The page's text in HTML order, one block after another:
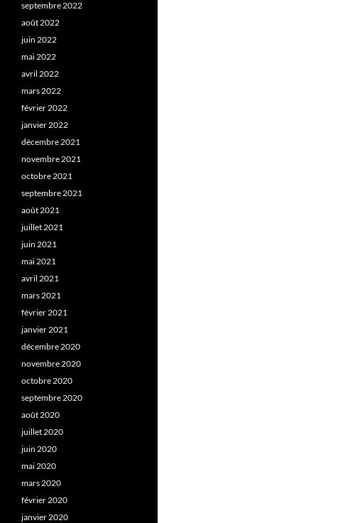
septembre 2022
août 2022
juin 2022
mai 2022
avril 2022
mars 2022
février 2022
janvier 2022
décembre 2021
novembre 2021
octobre 2021
septembre 2021
août 2021
juillet 2021
juin 2021
mai 2021
avril 2021
mars 2021
février 2021
janvier 2021
décembre 2020
novembre 2020
octobre 2020
septembre 2020
août 2020
juillet 2020
juin 2020
mai 2020
mars 2020
février 2020
janvier 2020